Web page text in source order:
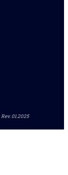
Rev. 01.2025